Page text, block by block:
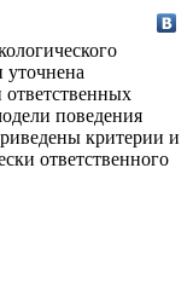
уточнена
поведения
критерии и
ответственного